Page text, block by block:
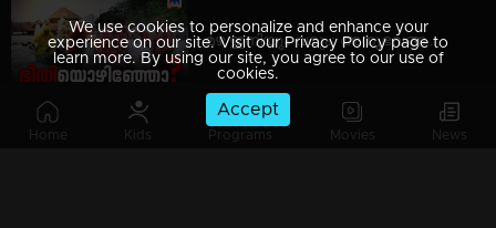
Home Kids Programs Movies News
മഴ ഇനിയും വരും; അനുഭവങ്ങളില്‍ നിന്ന് പാഠമുള്‍ക്കൊളളണ്ടേ? | Special Programs
We use cookies to personalize and enhance your
experience on our site. Visit our Privacy Policy page to
learn more. By using our site, you agree to our use of
cookies.
Accept